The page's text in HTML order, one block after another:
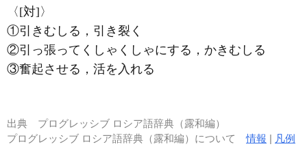
〈[対]〉
①引きむしる，引き裂く
②引っ張ってくしゃくしゃにする，かきむしる
③奮起させる，活を入れる
出典 プログレッシブ ロシア語辞典（露和編）
プログレッシブ ロシア語辞典（露和編）について情報 | 凡例